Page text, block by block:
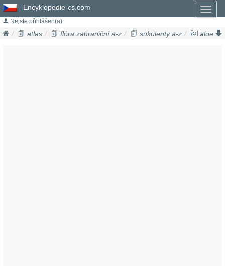
Encyklopedie-cs.com
Nejste přihlášen(a)
atlas flóra zahraniční a-z sukulenty a-z
aloe